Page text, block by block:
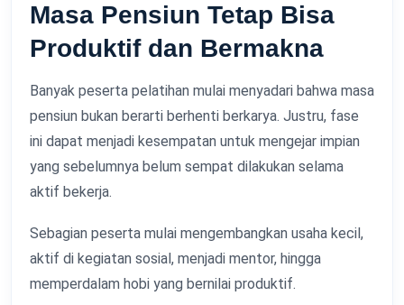
Masa Pensiun Tetap Bisa
Produktif dan Bermakna
Banyak peserta pelatihan mulai menyadari bahwa masa
pensiun bukan berarti berhenti berkarya. Justru, fase
ini dapat menjadi kesempatan untuk mengejar impian
yang sebelumnya belum sempat dilakukan selama
aktif bekerja.
Sebagian peserta mulai mengembangkan usaha kecil,
aktif di kegiatan sosial, menjadi mentor, hingga
memperdalam hobi yang bernilai produktif.